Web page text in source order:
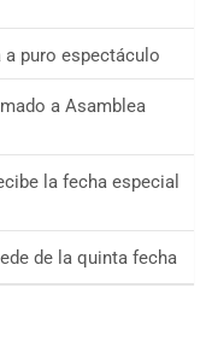
a puro espectáculo
a Asamblea
la fecha especial
de la quinta fecha